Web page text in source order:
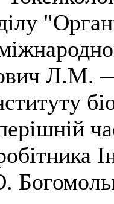
Л.М.